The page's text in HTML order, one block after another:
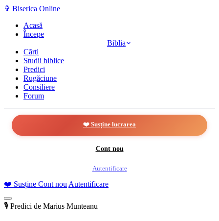
✞ Biserica Online
Acasă
Începe
Biblia
Cărți
Studii biblice
Predici
Rugăciune
Consiliere
Forum
❤️ Susține lucrarea
Cont nou
Autentificare
❤️ Susține Cont nou Autentificare
🎙️ Predici de Marius Munteanu